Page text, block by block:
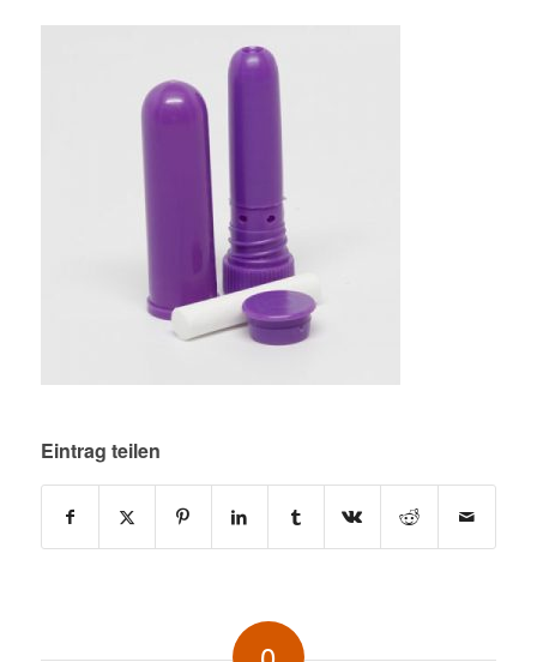
Eintrag teilen